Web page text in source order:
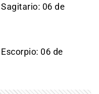
06 de
06 de